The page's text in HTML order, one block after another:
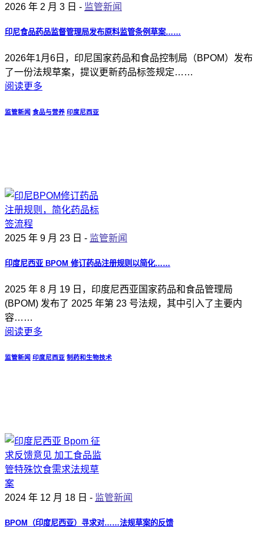
2026 年 2 月 3 日 - 监管新闻
印尼食品药品监督管理局发布原料监管条例草案……
2026年1月6日，印尼国家药品和食品控制局（BPOM）发布
了一份法规草案，提议更新药品标签规定……
阅读更多
监管新闻 食品与营养 印度尼西亚
2025 年 9 月 23 日 - 监管新闻
印度尼西亚 BPOM 修订药品注册规则以简化……
2025 年 8 月 19 日，印度尼西亚国家药品和食品管理局
(BPOM) 发布了 2025 年第 23 号法规，其中引入了主要内
容……
阅读更多
监管新闻 印度尼西亚 制药和生物技术
2024 年 12 月 18 日 - 监管新闻
BPOM（印度尼西亚）寻求对……法规草案的反馈